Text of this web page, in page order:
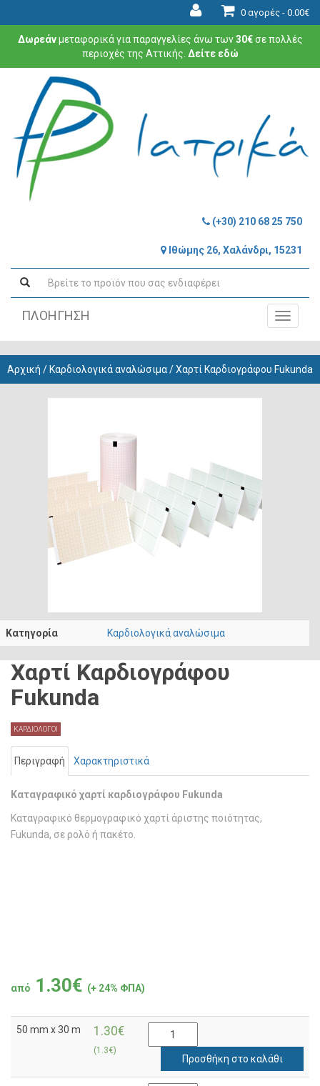
Δωρεάνμεταφορικά για παραγγελίες άνω των30€σε πολλές
περιοχές της Αττικής. Δείτε εδώ
0 αγορές - 0.00€
(+30) 210 68 25 750
Ιθώμης 26, Χαλάνδρι, 15231
Toggle
ΠΛΟΗΓΗΣΗ
Αρχική / Καρδιολογικά αναλώσιμα/ Χαρτί Καρδιογράφου Fukunda
Κατηγορία Καρδιολογικά αναλώσιμα
Χαρτί Καρδιογράφου
Fukunda
ΚΑΡΔΙΟΛΟΓΟΙ
Περιγραφή Χαρακτηριστικά
Καταγραφικό χαρτί καρδιογράφου Fukunda
Καταγραφικό θερμογραφικό χαρτί άριστης ποιότητας,
Fukunda, σε ρολό ή πακέτο.
από 1.30€ (+ 24% ΦΠΑ)
50 mm x 30 m 1.30€
(1.3€)
Προσθήκη στο καλάθι